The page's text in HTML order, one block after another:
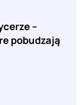
–
pobudzają